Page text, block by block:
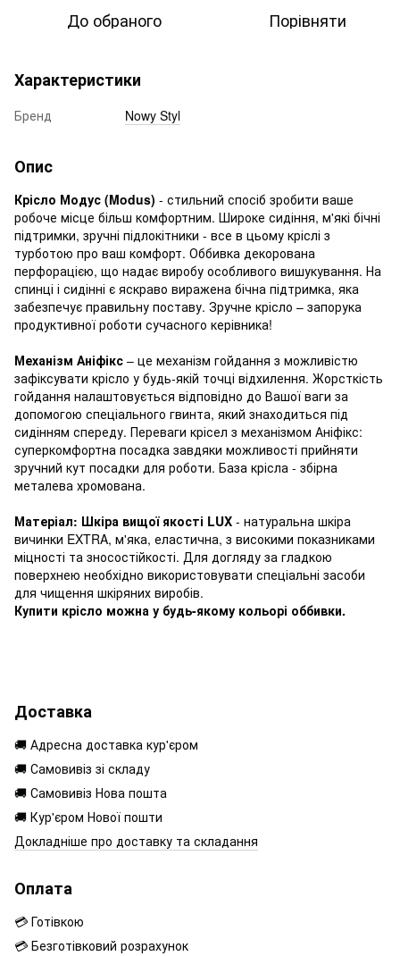
До обраного Порівняти
Характеристики
Бренд Nowy Styl
Опис
Крісло Модус (Modus) - стильний спосіб зробити ваше
робоче місце більш комфортним. Широке сидіння, м'які бічні
підтримки, зручні підлокітники - все в цьому кріслі з
турботою про ваш комфорт. Оббивка декорована
перфорацією, що надає виробу особливого вишукування. На
спинці і сидінні є яскраво виражена бічна підтримка, яка
забезпечує правильну поставу. Зручне крісло – запорука
продуктивної роботи сучасного керівника!
Механізм Аніфікс – це механізм гойдання з можливістю
зафіксувати крісло у будь-якій точці відхилення. Жорсткість
гойдання налаштовується відповідно до Вашої ваги за
допомогою спеціального гвинта, який знаходиться під
сидінням спереду. Переваги крісел з механізмом Аніфікс:
суперкомфортна посадка завдяки можливості прийняти
зручний кут посадки для роботи. База крісла - збірна
металева хромована.
Матеріал: Шкіра вищої якості LUX - натуральна шкіра
вичинки EXTRA, м'яка, еластична, з високими показниками
міцності та зносостійкості. Для догляду за гладкою
поверхнею необхідно використовувати спеціальні засоби
для чищення шкіряних виробів.
Купити крісло можна у будь-якому кольорі оббивки.
Доставка
🚚 Адресна доставка кур'єром
🚚 Самовивіз зі складу
🚚 Самовивіз Нова пошта
🚚 Кур'єром Нової пошти
Докладніше про доставку та складання
Оплата
💳 Готівкою
💳 Безготівковий розрахунок